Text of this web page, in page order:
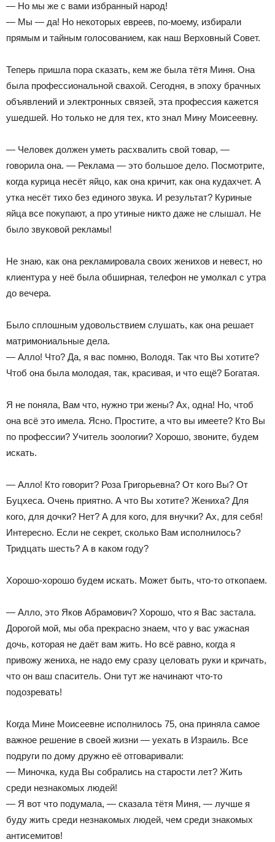
— Но мы же с вами избранный народ!
— Мы — да! Но некоторых евреев, по-моему, избирали
прямым и тайным голосованием, как наш Верховный Совет.
Теперь пришла пора сказать, кем же была тётя Миня. Она
была профессиональной свахой. Сегодня, в эпоху брачных
объявлений и электронных связей, эта профессия кажется
ушедшей. Но только не для тех, кто знал Мину Моисеевну.
— Человек должен уметь расхвалить свой товар, —
говорила она. — Реклама — это большое дело. Посмотрите,
когда курица несёт яйцо, как она кричит, как она кудахчет. А
утка несёт тихо без единого звука. И результат? Куриные
яйца все покупают, а про утиные никто даже не слышал. Не
было звуковой рекламы!
Не знаю, как она рекламировала своих женихов и невест, но
клиентура у неё была обширная, телефон не умолкал с утра
до вечера.
Было сплошным удовольствием слушать, как она решает
матримониальные дела.
— Алло! Что? Да, я вас помню, Володя. Так что Вы хотите?
Чтоб она была молодая, так, красивая, и что ещё? Богатая.
Я не поняла, Вам что, нужно три жены? Ах, одна! Но, чтоб
она всё это имела. Ясно. Простите, а что вы имеете? Кто Вы
по профессии? Учитель зоологии? Хорошо, звоните, будем
искать.
— Алло! Кто говорит? Роза Григорьевна? От кого Вы? От
Буцхеса. Очень приятно. А что Вы хотите? Жениха? Для
кого, для дочки? Нет? А для кого, для внучки? Ах, для себя!
Интересно. Если не секрет, сколько Вам исполнилось?
Тридцать шесть? А в каком году?
Хорошо-хорошо будем искать. Может быть, что-то откопаем.
— Алло, это Яков Абрамович? Хорошо, что я Вас застала.
Дорогой мой, мы оба прекрасно знаем, что у вас ужасная
дочь, которая не даёт вам жить. Но всё равно, когда я
привожу жениха, не надо ему сразу целовать руки и кричать,
что он ваш спаситель. Они тут же начинают что-то
подозревать!
Когда Мине Моисеевне исполнилось 75, она приняла самое
важное решение в своей жизни — уехать в Израиль. Все
подруги по дому дружно её отговаривали:
— Миночка, куда Вы собрались на старости лет? Жить
среди незнакомых людей!
— Я вот что подумала, — сказала тётя Миня, — лучше я
буду жить среди незнакомых людей, чем среди знакомых
антисемитов!